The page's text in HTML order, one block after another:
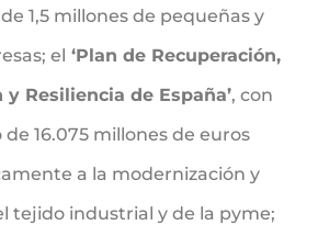
1,5 millones de pequeñas y
el ‘Plan de Recuperación,
Resiliencia de España’, con
16.075 millones de euros
a la modernización y
tejido industrial y de la pyme;